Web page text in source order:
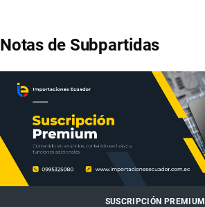
Notas de Subpartidas
SUSCRIPCIÓN PREMIUM